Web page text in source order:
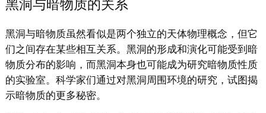
黑洞与暗物质的关系
黑洞与暗物质虽然看似是两个独立的天体物理概念，但它
们之间存在某些相互关系。黑洞的形成和演化可能受到暗
物质分布的影响，而黑洞本身也可能成为研究暗物质性质
的实验室。科学家们通过对黑洞周围环境的研究，试图揭
示暗物质的更多秘密。